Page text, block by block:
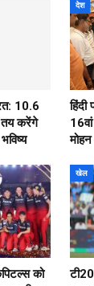
10.6
करेंगे
देश
हिंदी
को
खेल